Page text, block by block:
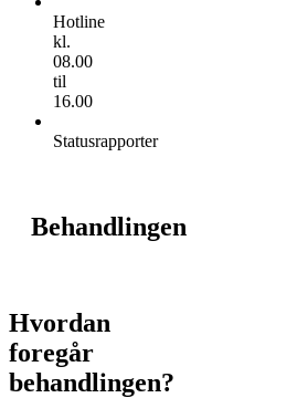
Hotline
kl.
08.00
til
16.00
Statusrapporter
Behandlingen
Hvordan
foregår
behandlingen?